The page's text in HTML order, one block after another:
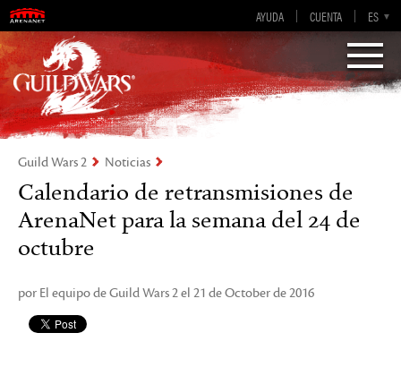
AYUDA CUENTA ES
EN
DE
FR
EN-GB
Visions of Eternity
Guild Wars 2
Guild Wars 2 Noticias
Calendario de retransmisiones de
ArenaNet para la semana del 24 de
octubre
por El equipo de Guild Wars 2 el 21 de October de 2016